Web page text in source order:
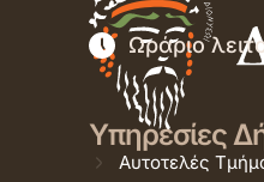
Ωράριο
Υπηρεσίες
Αυτοτελές